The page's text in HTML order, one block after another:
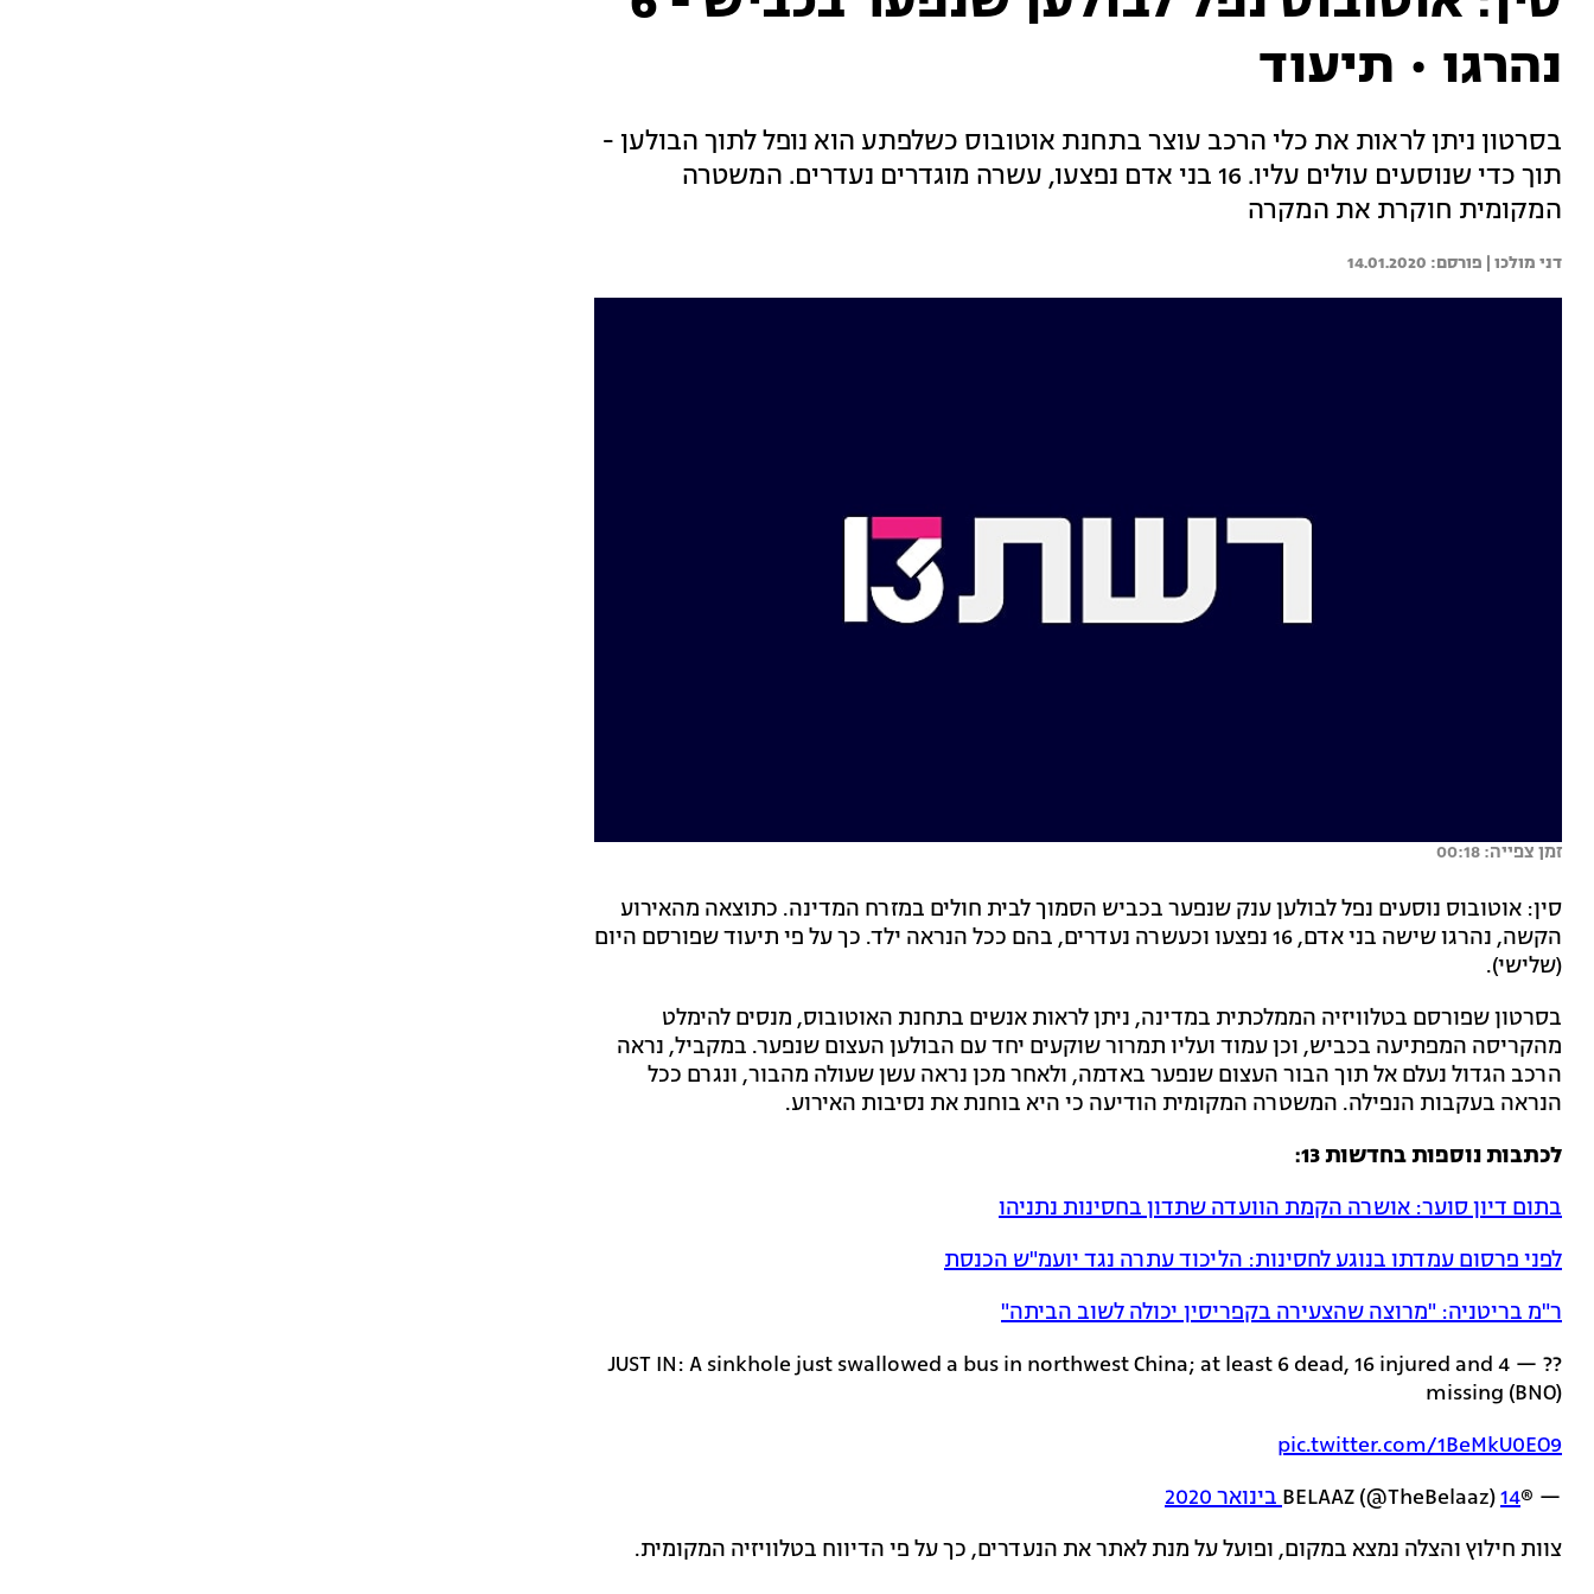
נהרגו • תיעוד
בסרטון ניתן לראות את כלי הרכב עוצר בתחנת אוטובוס כשלפתע הוא נופל לתוך הבולען -
תוך כדי שנוסעים עולים עליו. 16 בני אדם נפצעו, עשרה מוגדרים נעדרים. המשטרה
המקומית חוקרת את המקרה
דני מולכו | 14.01.2020
זמן צפייה: 00:18
סין: אוטובוס נוסעים נפל לבולען ענק שנפער בכביש הסמוך לבית חולים במזרח המדינה. כתוצאה מהאירוע
הקשה, נהרגו שישה בני אדם, 16 נפצעו וכעשרה נעדרים, בהם ככל הנראה ילד. כך על פי תיעוד שפורסם היום
(שלישי).
בסרטון שפורסם בטלוויזיה הממלכתית במדינה, ניתן לראות אנשים בתחנת האוטובוס, מנסים להימלט
מהקריסה המפתיעה בכביש, וכן עמוד ועליו תמרור שוקעים יחד עם הבולען העצום שנפער. במקביל, נראה
הרכב הגדול נעלם אל תוך הבור העצום שנפער באדמה, ולאחר מכן נראה עשן שעולה מהבור, ונגרם ככל
הנראה בעקבות הנפילה. המשטרה המקומית הודיעה כי היא בוחנת את נסיבות האירוע.
לכתבות נוספות בחדשות 13:
בתום דיון סוער: אושרה הקמת הוועדה שתדון בחסינות נתניהו
לפני פרסום עמדתו בנוגע לחסינות: הליכוד עתרה נגד יועמ"ש הכנסת
ר"מ בריטניה: "מרוצה שהצעירה בקפריסין יכולה לשוב הביתה"
?? — JUST IN: A sinkhole just swallowed a bus in northwest China; at least 6 dead, 16 injured and 4
missing (BNO)
pic.twitter.com/1BeMkU0EO9
— ®️BELAAZ (@TheBelaaz)14 בינואר 2020
צוות חילוץ והצלה נמצא במקום, ופועל על מנת לאתר את הנעדרים, כך על פי הדיווח בטלוויזיה המקומית.